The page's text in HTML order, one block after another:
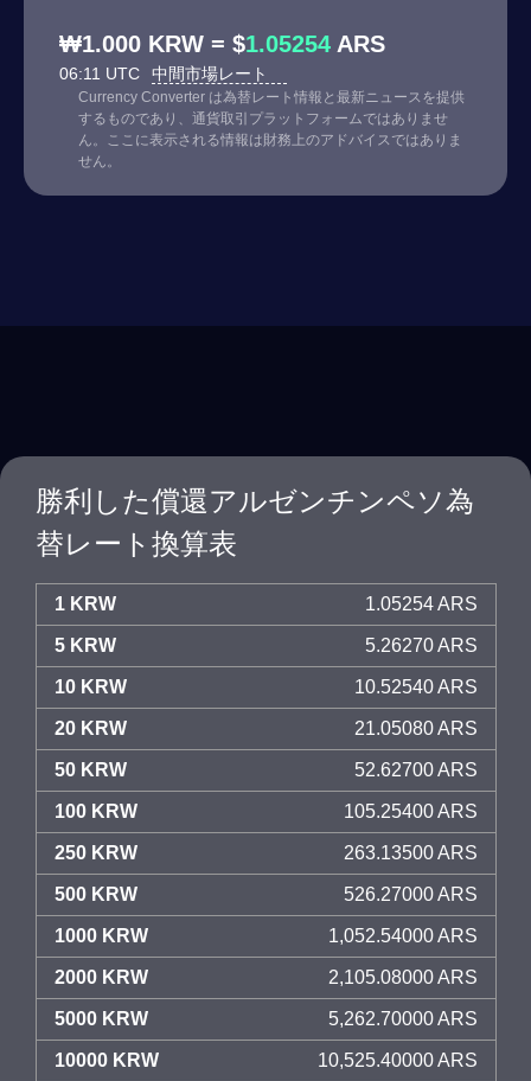
₩1.000 KRW = $1.05254 ARS
06:11 UTC 中間市場レート
Currency Converter は為替レート情報と最新ニュースを提供
するものであり、通貨取引プラットフォームではありませ
ん。ここに表示される情報は財務上のアドバイスではありま
せん。
勝利した償還アルゼンチンペソ為
替レート換算表
1 KRW 1.05254 ARS
5 KRW 5.26270 ARS
10 KRW 10.52540 ARS
20 KRW 21.05080 ARS
50 KRW 52.62700 ARS
100 KRW 105.25400 ARS
250 KRW 263.13500 ARS
500 KRW 526.27000 ARS
1000 KRW 1,052.54000 ARS
2000 KRW 2,105.08000 ARS
5000 KRW 5,262.70000 ARS
10000 KRW 10,525.40000 ARS